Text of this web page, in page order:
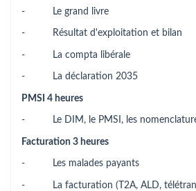
- Le grand livre
- Résultat d'exploitation et bilan
- La compta libérale
- La déclaration 2035
PMSI 4 heures
- Le DIM, le PMSI, les
Facturation 3 heures
- Les malades payants
- La facturation (T2A, ALD,